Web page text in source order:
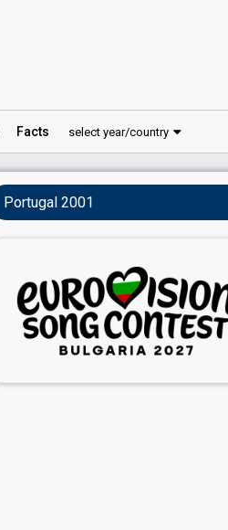
Facts select year/country
Portugal 2001